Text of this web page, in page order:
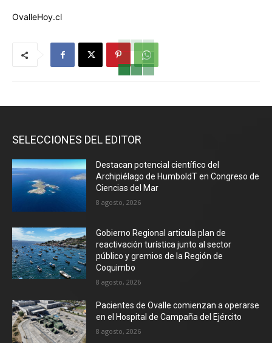
OvalleHoy.cl
SELECCIONES DEL EDITOR
Destacan potencial científico del
Archipiélago de HumboldT en Congreso de
Ciencias del Mar
8 agosto, 2026
Gobierno Regional articula plan de
reactivación turística junto al sector
público y gremios de la Región de
Coquimbo
8 agosto, 2026
Pacientes de Ovalle comienzan a operarse
en el Hospital de Campaña del Ejército
8 agosto, 2026